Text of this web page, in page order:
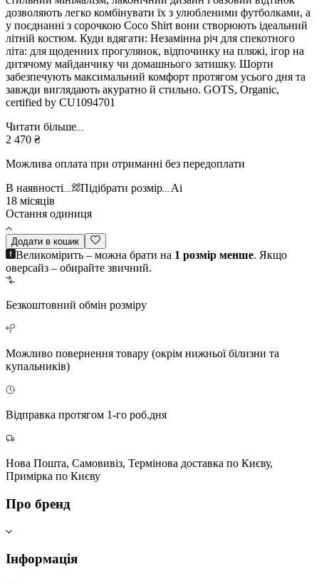
дозволяють легко комбінувати їх з улюбленими футболками, а
у поєднанні з сорочкою Coco Shirt вони створюють ідеальний
літній костюм. Куди вдягати: Незамінна річ для спекотного
літа: для щоденних прогулянок, відпочинку на пляжі, ігор на
дитячому майданчику чи домашнього затишку. Шорти
забезпечують максимальний комфорт протягом усього дня та
завжди виглядають акуратно й стильно. GOTS, Organic,
certified by CU1094701
Читати більше
2 470 ₴
Можлива оплата при отриманні без передоплати
В наявності
Підібрати розмір
Ai
18 місяців
Остання одиниця
Додати в кошик
Великомірить – можна брати на 1 розмір менше. Якщо
оверсайз – обирайте звичний.
Безкоштовний обмін розміру
Можливо повернення товару (окрім нижньої білизни та
купальників)
Відправка протягом 1-го роб.дня
Нова Пошта, Самовивіз, Термінова доставка по Києву,
Примірка по Києву
Про бренд
Інформація